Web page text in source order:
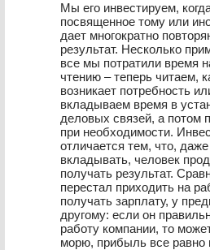
Мы его инвестируем,
посвященное тому или
дает многократно
результат. Несколько
все мы потратили время
чтению – теперь читаем,
возникает потребность
вкладываем время в
деловых связей, а потом
при необходимости.
отличается тем, что,
вкладывать, человек
получать результат.
перестал приходить на
получать зарплату, у
другому: если он
работу компании, то
морю, прибыль все равно